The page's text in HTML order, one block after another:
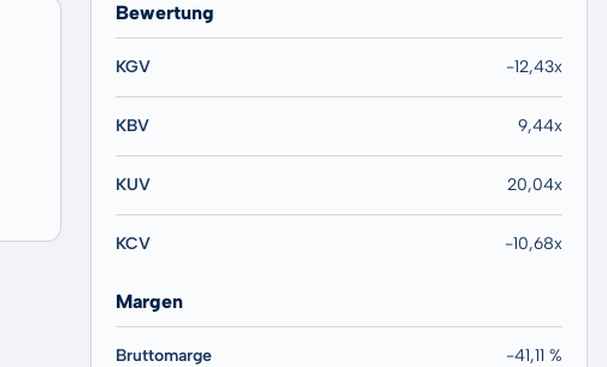
Bewertung
KGV -12,43x
KBV 9,44x
KUV 20,04x
KCV -10,68x
Margen
Bruttomarge -41,11 %